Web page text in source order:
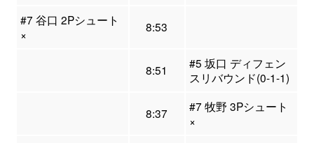
#7 谷口 2Pシュート
×
8:53
8:51
#5 坂口 ディフェン
スリバウンド(0-1-1)
8:37
#7 牧野 3Pシュート
×